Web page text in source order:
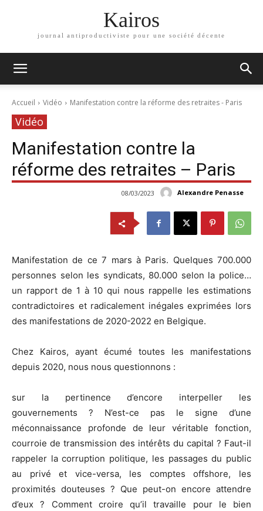
Kairos
journal antiproductiviste pour une société décente
Accueil Vidéo Manifestation contre la réforme des retraites - Paris
Vidéo
Manifestation contre la
réforme des retraites – Paris
Alexandre Penasse
08/03/2023
Manifestation de ce 7 mars à Paris. Quelques 700.000
personnes selon les syndicats, 80.000 selon la police…
un rapport de 1 à 10 qui nous rappelle les estimations
contradictoires et radicalement inégales exprimées lors
des manifestations de 2020-2022 en Belgique.
Chez Kairos, ayant écumé toutes les manifestations
depuis 2020, nous nous questionnons :
sur la pertinence d’encore interpeller les
gouvernements ? N’est-ce pas le signe d’une
méconnaissance profonde de leur véritable fonction,
courroie de transmission des intérêts du capital ? Faut-il
rappeler la corruption politique, les passages du public
au privé et vice-versa, les comptes offshore, les
proximités douteuses ? Que peut-on encore attendre
d’eux ? Comment croire qu’il travaille pour le bien